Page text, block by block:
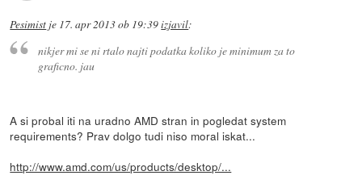
Pesimist je 17. apr 2013 ob 19:39izjavil:
nikjer mi se ni rtalo najti podatka koliko je minimum za to
graficno. jau
A si probal iti na uradno AMD stran in pogledat system
requirements? Prav dolgo tudi niso moral iskat...
http://www.amd.com/us/products/desktop/...